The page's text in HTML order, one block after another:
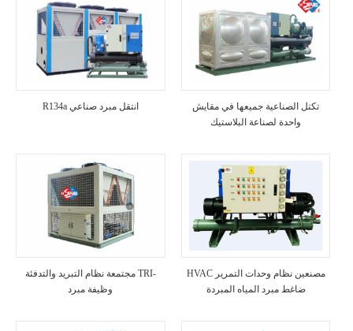
R134a انتقل مبرد صناعي
تكتل الصناعية جميعها في مقايش
واحدة لصناعة البلاستيك
مجتمعة نظام التبريد والتدفئة TRI-
وظيفة مبرد
HVAC مصنعين نظام وحدات التمرير
ضاغط مبرد المياه المبردة